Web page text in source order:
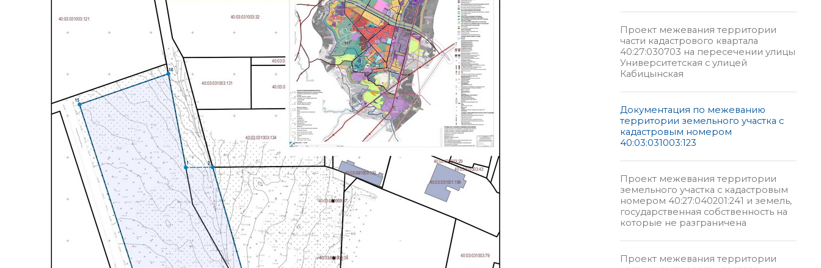
Проект межевания территории
части кадастрового квартала
40:27:030703 на пересечении улицы
Университетская с улицей
Кабицынская
Документация по межеванию
территории земельного участка с
кадастровым номером
40:03:031003:123
Проект межевания территории
земельного участка с кадастровым
номером 40:27:040201:241 и земель,
государственная собственность на
которые не разграничена
Проект межевания территории